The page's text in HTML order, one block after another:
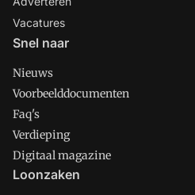
Vacatures
Snel naar
Nieuws
Voorbeelddocumenten
Faq's
Verdieping
Digitaal magazine
Loonzaken